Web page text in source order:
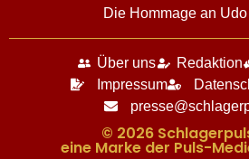
Die Hommage an
Über uns Redaktion
Impressum
© 2026
eine Marke der Puls-